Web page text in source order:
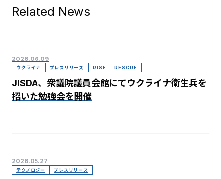
Related News
2026.06.09
ウクライナ プレスリリース RISE RESCUE
JISDA、衆議院議員会館にてウクライナ衛生兵を
招いた勉強会を開催
2026.05.27
テクノロジー プレスリリース